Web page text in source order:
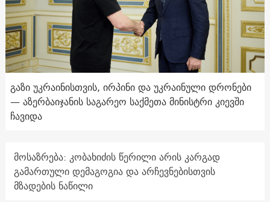
გაზი უკრაინისთვის, ირპინი და უკრაინული დრონები
— აზერბაიჯანის საგარეო საქმეთა მინისტრი კიევში
ჩავიდა
მოსაზრება: კობახიძის წერილი არის კარგად
გამართული დემაგოგია და არჩევნებისთვის
მზადების ნაწილი